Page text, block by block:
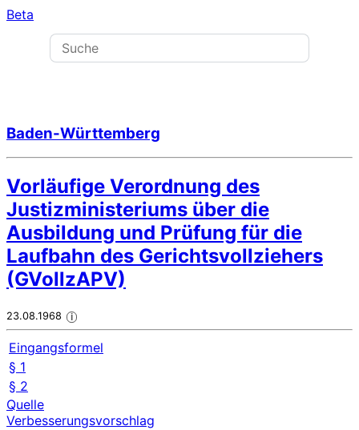
Beta
Baden-Württemberg
Vorläufige Verordnung des
Justizministeriums über die
Ausbildung und Prüfung für die
Laufbahn des Gerichtsvollziehers
(GVollzAPV)
23.08.1968 i
Eingangsformel
§ 1
§ 2
Quelle
Verbesserungsvorschlag